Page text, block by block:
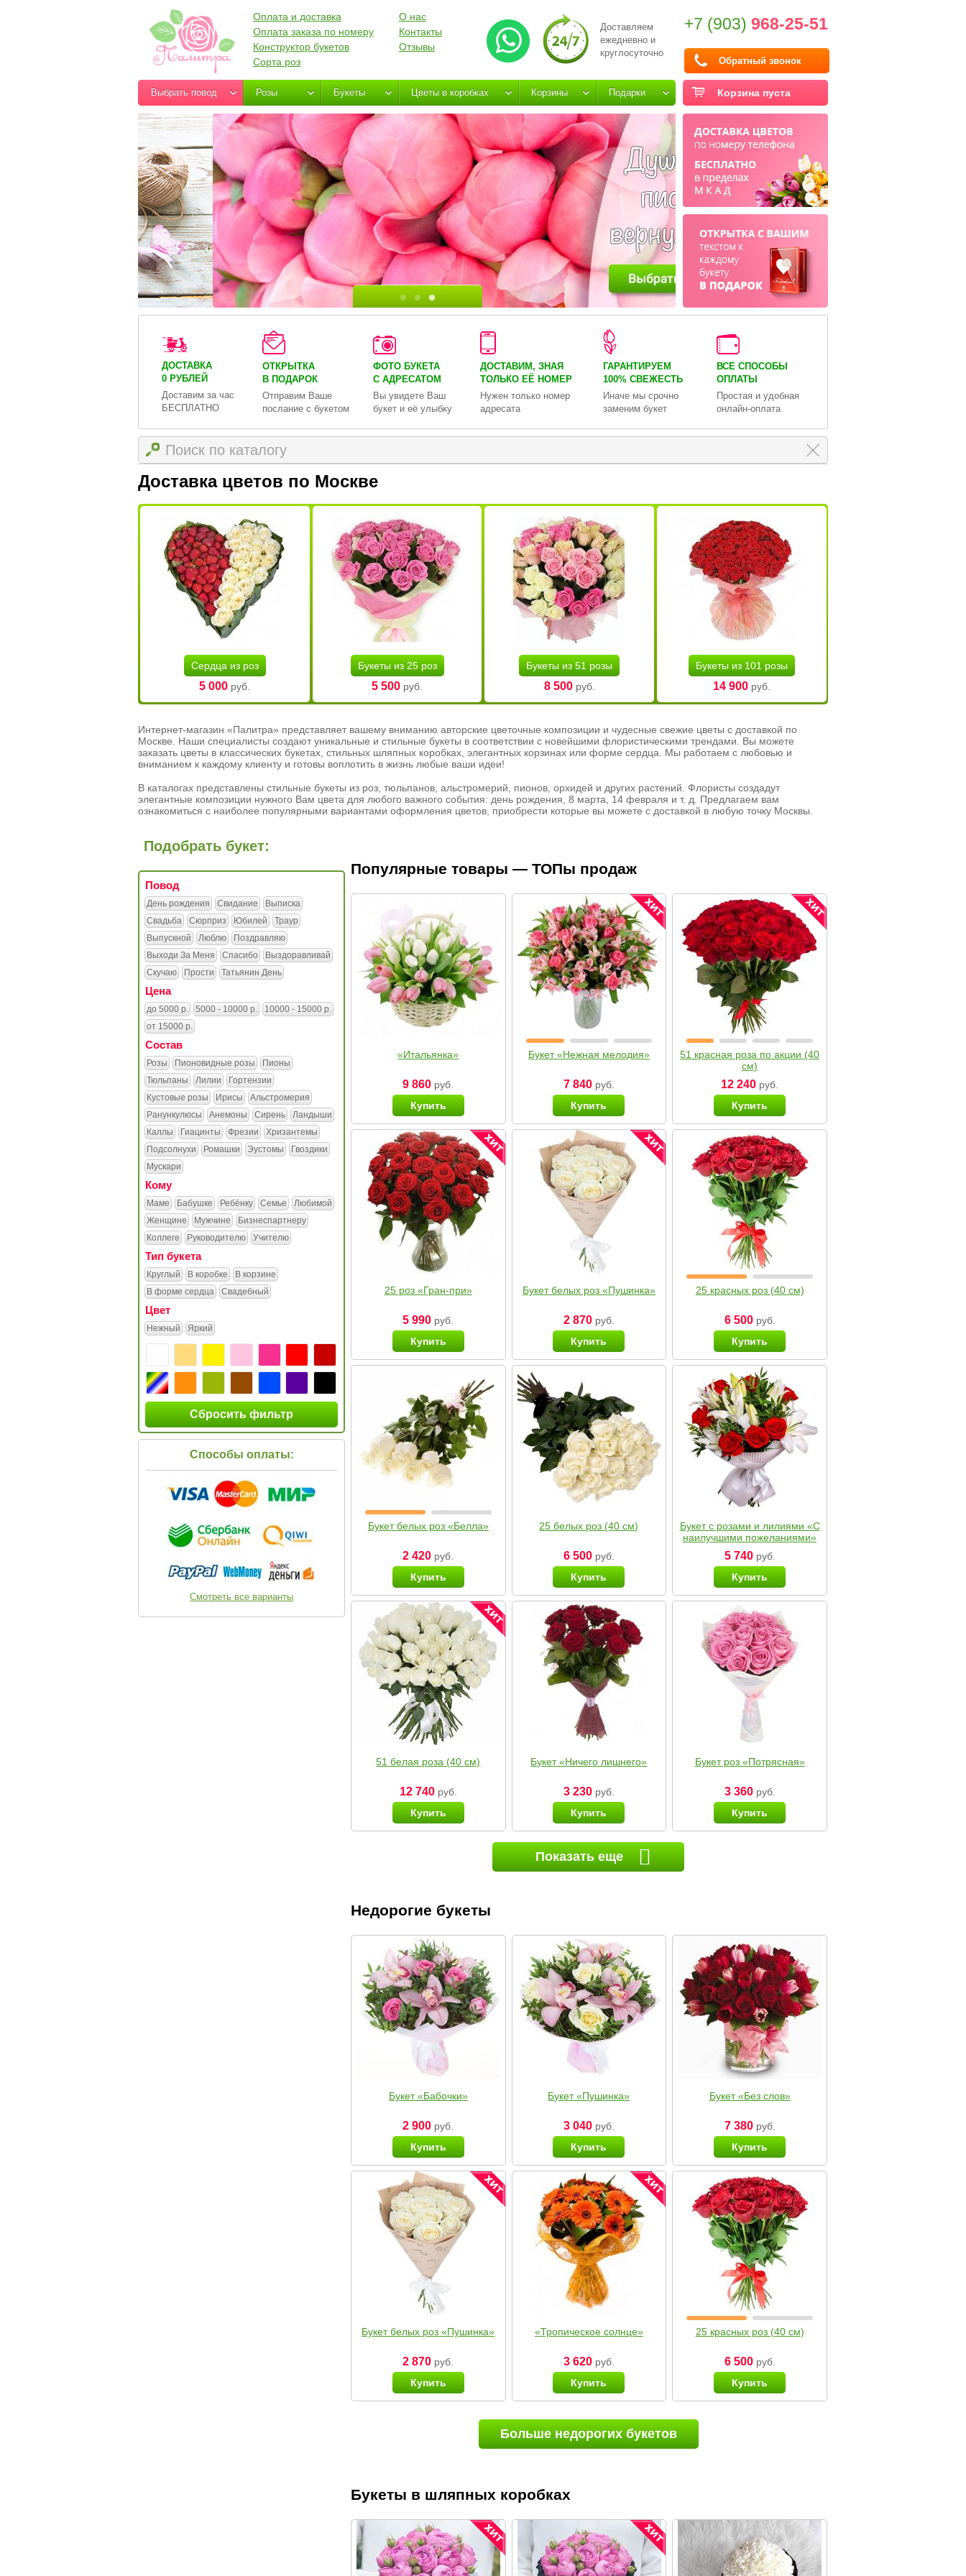
Доставляем
ежедневно и
круглосуточно
+7 (903) 968-25-51
Обратный звонок
Оплата и доставка
Оплата заказа по номеру
Конструктор букетов
Сорта роз
О нас
Контакты
Отзывы
Корзина пуста
Выбрать повод Розы Букеты Цветы в коробках Корзины Подарки
ДОСТАВКА
0 РУБЛЕЙ
Доставим за час
БЕСПЛАТНО
ОТКРЫТКА
В ПОДАРОК
Отправим Ваше
послание с букетом
ФОТО БУКЕТА
С АДРЕСАТОМ
Вы увидете Ваш
букет и её улыбку
ДОСТАВИМ, ЗНАЯ
ТОЛЬКО ЕЁ НОМЕР
Нужен только номер
адресата
ГАРАНТИРУЕМ
100% СВЕЖЕСТЬ
Иначе мы срочно
заменим букет
ВСЕ СПОСОБЫ
ОПЛАТЫ
Простая и удобная
онлайн-оплата
Доставка цветов по Москве
Сердца из роз
5 000 руб.
Букеты из 25 роз
5 500 руб.
Букеты из 51 розы
8 500руб.
Букеты из 101 розы
14 900руб.
Интернет-магазин «Палитра» представляет вашему вниманию авторские цветочные композиции и чудесные свежие цветы с доставкой по
Москве. Наши специалисты создают уникальные и стильные букеты в соответствии с новейшими флористическими трендами. Вы можете
заказать цветы в классических букетах, стильных шляпных коробках, элегантных корзинах или форме сердца. Мы работаем с любовью и
вниманием к каждому клиенту и готовы воплотить в жизнь любые ваши идеи!
В каталогах представлены стильные букеты из роз, тюльпанов, альстромерий, пионов, орхидей и других растений. Флористы создадут
элегантные композиции нужного Вам цвета для любого важного события: день рождения, 8 марта, 14 февраля и т. д. Предлагаем вам
ознакомиться с наиболее популярными вариантами оформления цветов, приобрести которые вы можете с доставкой в любую точку Москвы.
Подобрать букет:
Повод
День рождения Свидание
Выписка
Свадьба
Сюрприз Юбилей
Траур
Выпускной
Люблю
Поздравляю
Выходи За Меня
Спасибо
Выздоравливай
Скучаю
Прости Татьянин День
Цена
до 5000 р. 5000 - 10000 р.
10000 - 15000 р.
от 15000 р.
Состав
Розы Пионовидные розы
Пионы
Тюльпаны
Лилии
Гортензии
Кустовые розы
Ирисы
Альстромерия
Ранункулюсы
Анемоны Сирень
Ландыши
Каллы
Гиацинты Фрезии
Хризантемы
Подсолнухи
Ромашки Эустомы
Гвоздики
Мускари
Кому
Маме Бабушке Ребёнку Семье
Любимой
Женщине
Мужчине
Бизнеспартнеру
Коллеге
Руководителю Учителю
Тип букета
Круглый В коробке
В корзине
В форме сердца
Свадебный
Цвет
Нежный Яркий
Сбросить фильтр
Способы оплаты:
Смотреть все варианты
Популярные товары — ТОПы продаж
«Итальянка»
9 860 руб.
Купить
Букет «Нежная мелодия»
7 840руб.
Купить
51 красная роза по акции (40
см)
12 240 руб.
Купить
25 роз «Гран-при»
5 990 руб.
Купить
Букет белых роз «Пушинка»
2 870руб.
Купить
25 красных роз (40 см)
6 500руб.
Купить
Букет белых роз «Белла»
2 420 руб.
Купить
25 белых роз (40 см)
6 500руб.
Купить
Букет с розами и лилиями «С
наилучшими пожеланиями»
5 740руб.
Купить
51 белая роза (40 см)
12 740руб.
Купить
Букет «Ничего лишнего»
3 230руб.
Купить
Букет роз «Потрясная»
3 360руб.
Купить
Показать еще
Недорогие букеты
Букет «Бабочки»
2 900 руб.
Купить
Букет «Пушинка»
3 040руб.
Купить
Букет «Без слов»
7 380руб.
Купить
Букет белых роз «Пушинка»
2 870 руб.
Купить
«Тропическое солнце»
3 620руб.
Купить
25 красных роз (40 см)
6 500руб.
Купить
Больше недорогих букетов
Букеты в шляпных коробках